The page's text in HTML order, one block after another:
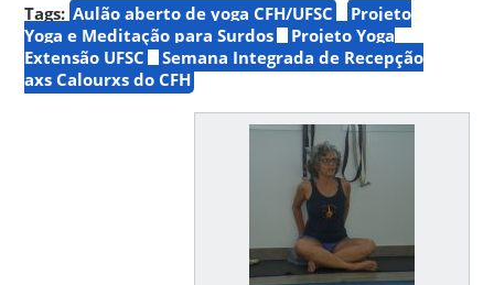
Tags: Aulão aberto de yoga CFH/UFSC
Projeto
Yoga e Meditação para Surdos
Projeto Yoga
Extensão UFSC
Semana Integrada de Recepção
axs Calourxs do CFH